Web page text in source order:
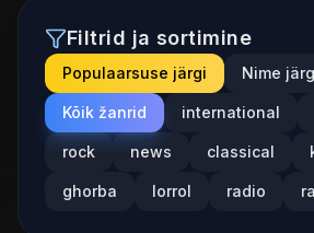
Filtrid ja sortimine
Populaarsuse järgi Nime
Kõik žanrid international
rock news classical
ghorba lorrol radio